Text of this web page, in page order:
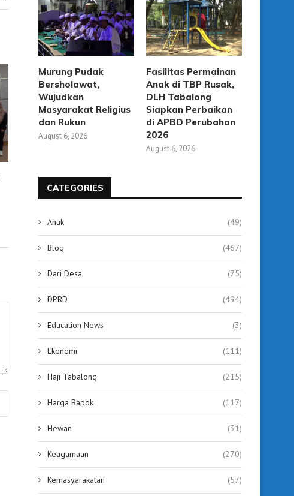
63 Kepala SMP di Tabalong Ikuti
Bimtek Kepemimpinan,...
Murung Pudak
Bersholawat,
Wujudkan
Masyarakat Religius
dan Rukun
August 6, 2026
Fasilitas Permainan
Anak di TBP Rusak,
DLH Tabalong
Siapkan Perbaikan
di APBD Perubahan
2026
August 6, 2026
CATEGORIES
Anak (49)
Blog (467)
Dari Desa (75)
DPRD (494)
Education News (3)
Ekonomi (111)
Haji Tabalong (215)
Harga Bapok (117)
Hewan (31)
Keagamaan (270)
Kemasyarakatan (57)